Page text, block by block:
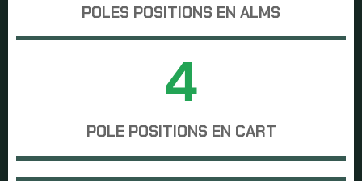
POLES POSITIONS EN ALMS
4
POLE POSITIONS EN CART